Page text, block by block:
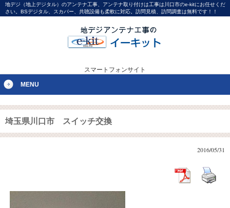
地デジ（地上デジタル）のアンテナ工事、アンテナ取り付けは工事は川口市のe-kitにお任せくだ
さい。BSデジタル、スカパー、共聴設備も柔軟に対応。訪問見積、訪問調査は無料です！！
スマートフォンサイト
MENU
埼玉県川口市 スイッチ交換
2016/05/31